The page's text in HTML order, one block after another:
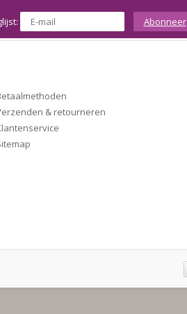
Abonneer
& retourneren